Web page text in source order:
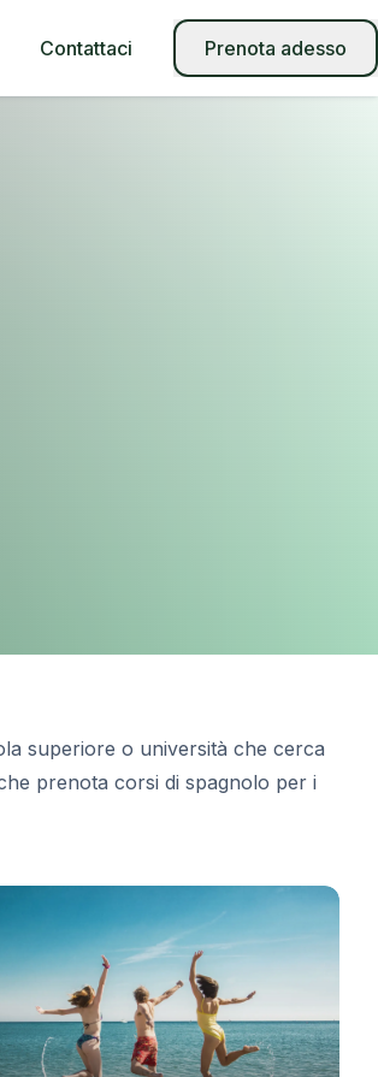
Contattaci Prenota adesso
superiore o università che cerca
prenota corsi di spagnolo per i